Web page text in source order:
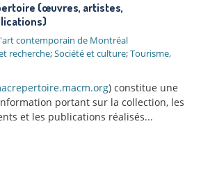
(œuvres, artistes,
contemporain de Montréal
recherche;Société et culture;Tourisme,
) constitue une
portant sur la collection, les
et les publications réalisés...